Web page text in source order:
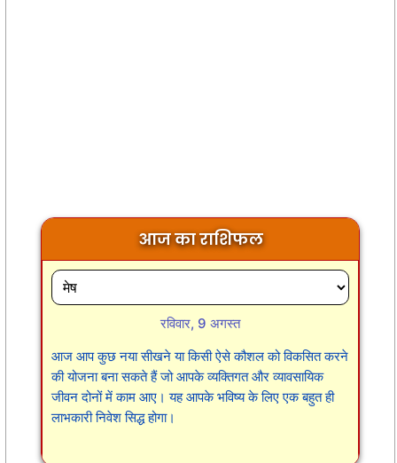
आज का राशिफल
रविवार, 9 अगस्त
आज आप कुछ नया सीखने या किसी ऐसे कौशल को विकसित करने
की योजना बना सकते हैं जो आपके व्यक्तिगत और व्यावसायिक
जीवन दोनों में काम आए। यह आपके भविष्य के लिए एक बहुत ही
लाभकारी निवेश सिद्ध होगा।